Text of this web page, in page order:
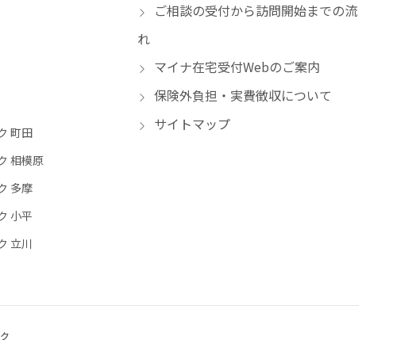
町田
相模原
多摩
小平
立川
ご相談の受付から訪問開始までの流
れ
マイナ在宅受付Webのご案内
保険外負担・実費徴収について
サイトマップ